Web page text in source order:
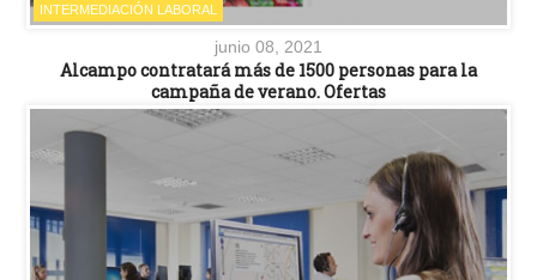
INTERMEDIACIÓN LABORAL
junio 08, 2021
Alcampo contratará más de 1500 personas para la
campaña de verano. Ofertas